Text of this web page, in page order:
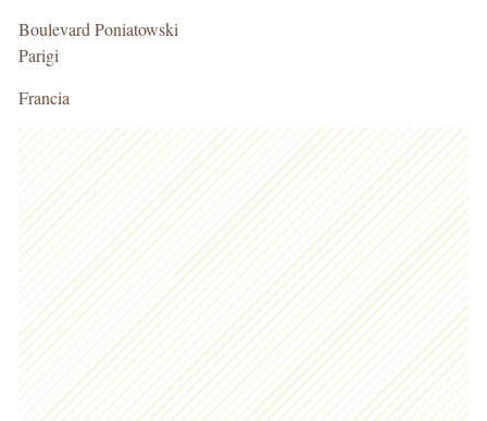
Boulevard Poniatowski
Parigi
Francia